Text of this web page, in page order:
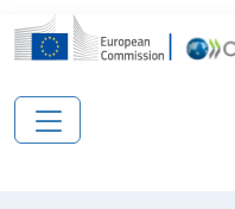
Hoppa till huvudinnehåll